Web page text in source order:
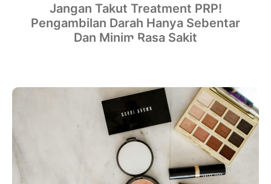
Jangan Takut Treatment PRP!
Pengambilan Darah Hanya Sebentar
Dan Minim Rasa Sakit